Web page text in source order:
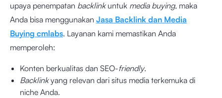
upaya penempatan backlink untuk media buying, maka
Anda bisa menggunakan Jasa Backlink dan Media
Buying cmlabs. Layanan kami memastikan Anda
memperoleh:
Konten berkualitas dan SEO-friendly.
Backlinkyang relevan dari situs media terkemuka di
niche Anda.